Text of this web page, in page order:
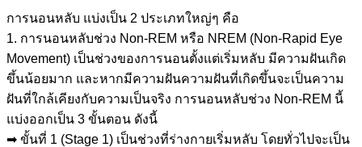
การนอนหลับ แบ่งเป็น 2 ประเภทใหญ่ๆ คือ
1. การนอนหลับช่วง Non-REM หรือ NREM (Non-Rapid Eye
Movement) เป็นช่วงของการนอนตั้งแต่เริ่มหลับ มีความฝันเกิด
ขึ้นน้อยมาก และหากมีความฝันความฝันที่เกิดขึ้นจะเป็นความ
ฝันที่ใกล้เคียงกับความเป็นจริง การนอนหลับช่วง Non-REM นี้
แบ่งออกเป็น 3 ขั้นตอน ดังนี้
➡ ขั้นที่ 1 (Stage 1) เป็นช่วงที่ร่างกายเริ่มหลับ โดยทั่วไปจะเป็น